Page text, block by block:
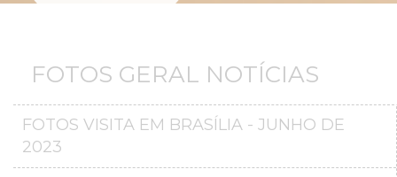
FOTOS GERAL NOTÍCIAS
FOTOS VISITA EM BRASÍLIA - JUNHO DE
2023